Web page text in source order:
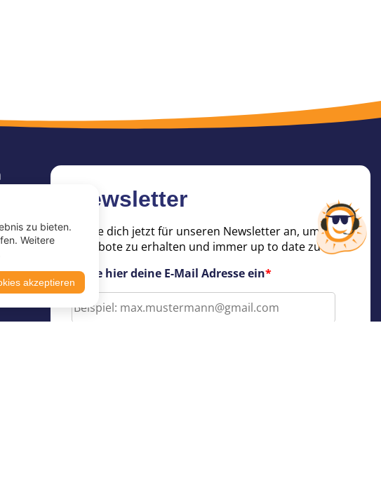
Newsletter
Melde dich jetzt für unseren Newsletter an, um tolle
Angebote zu erhalten und immer up to date zu sein!
Trage hier deine E-Mail Adresse ein*
zu bieten.
Weitere
akzeptieren